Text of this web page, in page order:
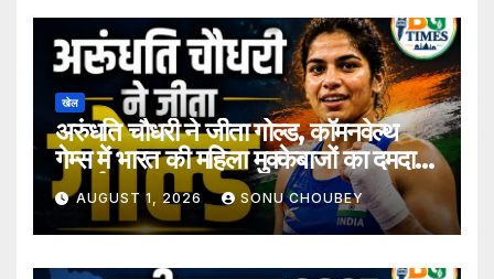
खेल
अरुंधति चौधरी ने जीता गोल्ड, कॉमनवेल्थ
गेम्स में भारत की महिला मुक्केबाजों का दमदार
प्रदर्शन
AUGUST 1, 2026 SONU CHOUBEY